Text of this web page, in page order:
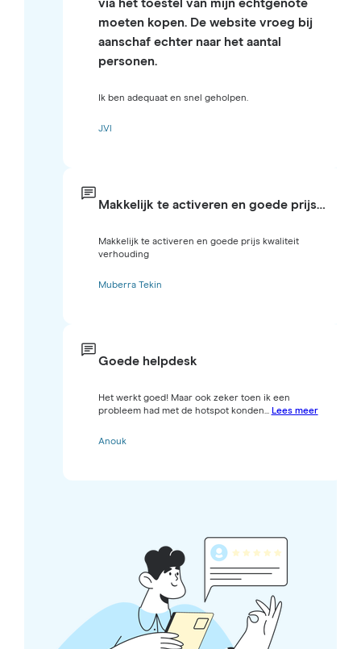
via het toestel van mijn echtgenote
moeten kopen. De website vroeg bij
aanschaf echter naar het aantal
personen.
Ik ben adequaat en snel geholpen.
J.Vl
Makkelijk te activeren en goede prijs…
Makkelijk te activeren en goede prijs kwaliteit
verhouding
Muberra Tekin
Goede helpdesk
Het werkt goed! Maar ook zeker toen ik een
probleem had met de hotspot konden... Lees meer
Anouk